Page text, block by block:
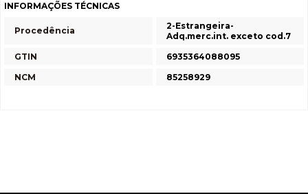
INFORMAÇÕES TÉCNICAS
Procedência
2-Estrangeira-
Adq.merc.int. exceto cod.7
GTIN
6935364088095
NCM
85258929